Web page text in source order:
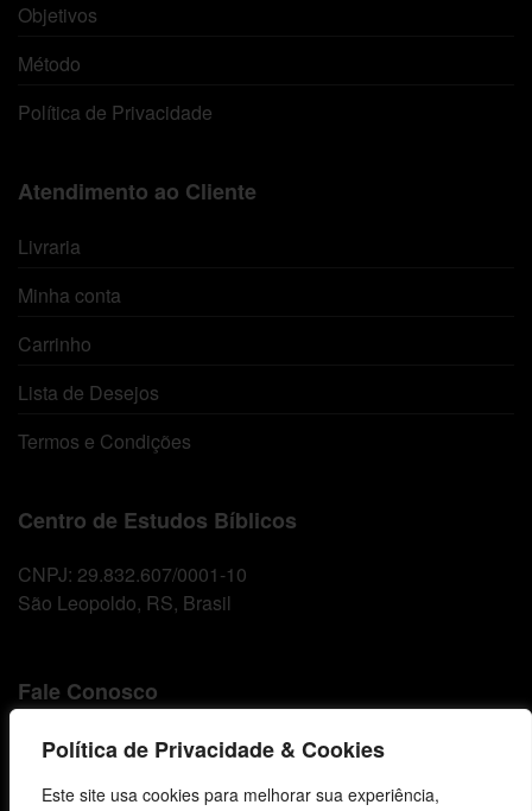
Política de Privacidade & Cookies
Este site usa cookies para melhorar sua experiência,
Objetivos
Método
Política de Privacidade
Atendimento ao Cliente
Livraria
Minha conta
Carrinho
Lista de Desejos
Termos e Condições
Centro de Estudos Bíblicos
CNPJ: 29.832.607/0001-10
São Leopoldo, RS, Brasil
Fale Conosco
E-mails
comunicacao@cebi.org.br